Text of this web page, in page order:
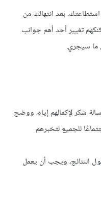
بعد انتهائك من
تغيير أحد أهم جوانب
ما سيجري.
شكر لإكمالهم إياه، ووضح
للجميع لتخبرهم
النتائج، ويجب أن يعمل